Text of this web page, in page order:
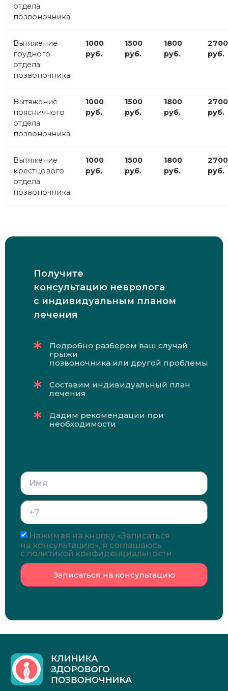
отдела
позвоночника
Вытяжение
грудного
отдела
позвоночника
1000
руб.
1500
руб.
1800
руб.
2700
руб.
Вытяжение
поясничного
отдела
позвоночника
1000
руб.
1500
руб.
1800
руб.
2700
руб.
Вытяжение
крестцового
отдела
позвоночника
1000
руб.
1500
руб.
1800
руб.
2700
руб.
Получите
консультацию невролога
с индивидуальным планом
лечения
Подробно разберем ваш случай
грыжи
позвоночника или другой проблемы
Составим индивидуальный план
лечения
Дадим рекомендации при
необходимости
Нажимая на кнопку «Записаться
на консультацию», я соглашаюсь
с политикой конфиденциальности
Записаться на консультацию